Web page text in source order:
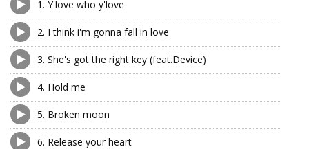
1. Y'love who y'love
2. I think i'm gonna fall in love
3. She's got the right key (feat.Device)
4. Hold me
5. Broken moon
6. Release your heart